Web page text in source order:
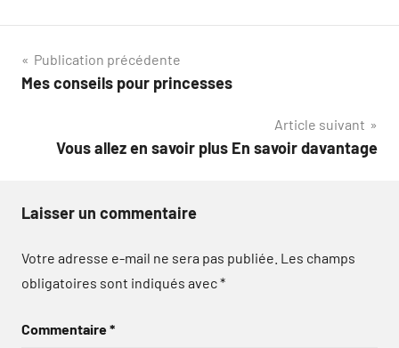
Navigation
de
Publication précédente
Mes conseils pour princesses
Article suivant
Vous allez en savoir plus En savoir davantage
Laisser un commentaire
Votre adresse e-mail ne sera pas publiée. Les champs
obligatoires sont indiqués avec*
Commentaire*